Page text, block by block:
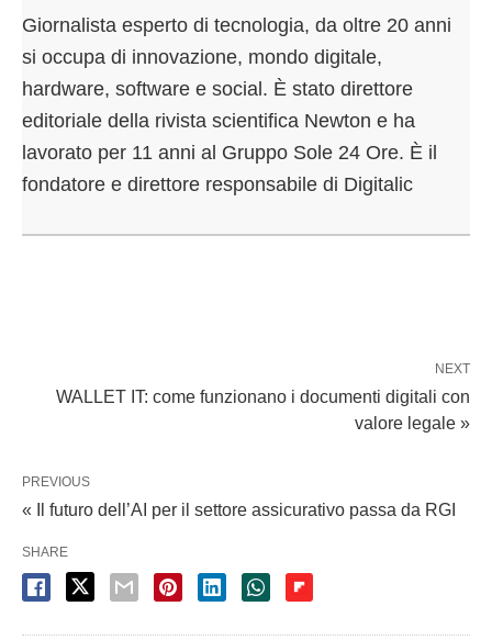
Giornalista esperto di tecnologia, da oltre 20 anni
si occupa di innovazione, mondo digitale,
hardware, software e social. È stato direttore
editoriale della rivista scientifica Newton e ha
lavorato per 11 anni al Gruppo Sole 24 Ore. È il
fondatore e direttore responsabile di Digitalic
NEXT
WALLET IT: come funzionano i documenti digitali con
valore legale »
PREVIOUS
« Il futuro dell’AI per il settore assicurativo passa da RGI
SHARE